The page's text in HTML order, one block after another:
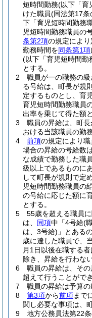
短時間勤務(以下「育
けた職員(同法第17条
下「育児短時間勤務
児短時間勤務職員の
条第2項の規定によ
勤務時間を同条第1項
(以下「育児短時間勤
とする。
2
職員が一の職務の
る号給は、町長が規
定するものとし、育
育児短時間勤務職員
出率を乗じて得た額
3
職員の昇給は、町
おける当該職員の勤
4
前項の規定により
場合の昇給の号給数は
な成績で勤務した職
級以上であるものに
して町長が規則で定
児短時間勤務職員の
の号給に応じた額に
とする。
5
55歳を超える職員
は、 同項中「4号給(
は、3号給) 」とある
歳に達した職員で、
月1日以後在職する
除き、昇給を行わない
6
職員の昇給は、そ
超えて行うことがで
7
職員の昇給は予算の
8
第3項から前項まで
関し必要な事項は、
9
地方公務員法第22